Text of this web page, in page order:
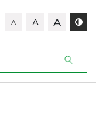
A A A